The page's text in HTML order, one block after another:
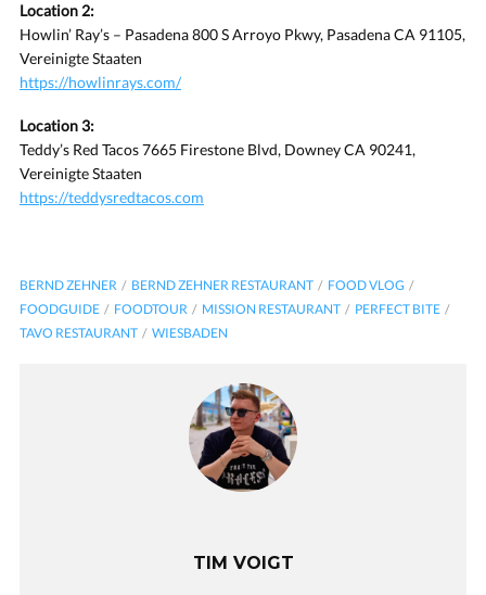
Location 2:
Howlin’ Ray’s – Pasadena 800 S Arroyo Pkwy, Pasadena CA 91105,
Vereinigte Staaten
https://howlinrays.com/
Location 3:
Teddy’s Red Tacos 7665 Firestone Blvd, Downey CA 90241,
Vereinigte Staaten
https://teddysredtacos.com
BERND ZEHNER BERND ZEHNER RESTAURANT
FOOD VLOG
FOODGUIDE
FOODTOUR MISSION RESTAURANT
PERFECT BITE
TAVO RESTAURANT
WIESBADEN
TIM VOIGT